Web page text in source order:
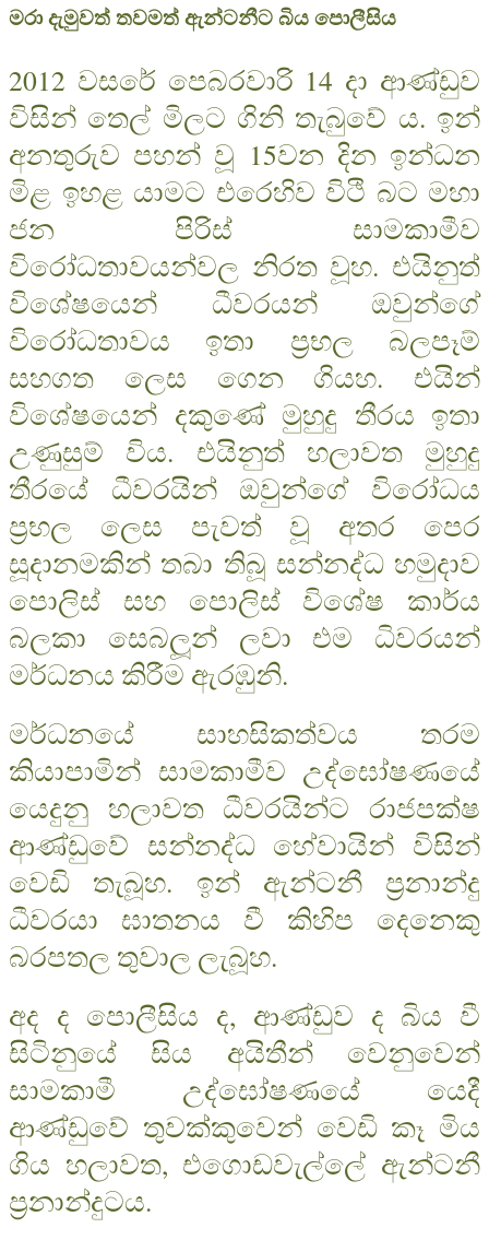
මරා දැමුවත් තවමත් ඇන්ටනීට බිය පොලීසිය
2012 වසරේ පෙබරවාරි 14 දා ආණ්ඩුව
විසින් තෙල් මිලට ගිනි තැබුවේ ය. ඉන්
අනතුරුව පහන් වූ 15වන දින ඉන්ධන
මිළ ඉහළ යාමට එරෙහිව විථි බට මහා
ජන පිරිස් සාමකාමීව
විරෝධතාවයන්වල නිරත වූහ. එයිනුත්
විශේෂයෙන් ධීවරයන් ඔවුන්ගේ
විරෝධතාවය ඉතා ප‍්‍රභල බලපෑම්
සහගත ලෙස ගෙන ගියහ. එයින්
විශේෂයෙන් දකුණේ මුහුදු තීරය ඉතා
උණුසුම් විය. එයිනුත් හලාවත මුහුදු
තීරයේ ධීවරයින් ඔවුන්ගේ විරෝධය
ප‍්‍රභල ලෙස පැවත් වූ අතර පෙර
සූදානමකින් තබා තිබූ සන්නද්ධ හමුදාව
පොලිස් සහ පොලිස් විශේෂ කාර්ය
බලකා සෙබලූන් ලවා එම ධිවරයන්
මර්ධනය කිරීම ඇරඹුනි.
මර්ධනයේ සාහසිකත්වය තරම
කියාපාමින් සාමකාමීව උද්ඝෝෂණයේ
යෙදුනු හලාවත ධීවරයින්ට රාජපක්ෂ
ආණ්ඩුවේ සන්නද්ධ හේවායින් විසින්
වෙඩි තැබූහ. ඉන් ඇන්ටනී ප‍්‍රනාන්දු
ධීවරයා ඝාතනය වී කිහිප දෙනෙකු
බරපතල තුවාල ලැබූහ.
අද ද පොලීසිය ද, ආණ්ඩුව ද බිය වී
සිටිනුයේ සිය අයිතීන් වෙනුවෙන්
සාමකාමී උද්ඝෝෂණයේ යෙදී
ආණ්ඩුවේ තුවක්කුවෙන් වෙඩි කෑ මිය
ගිය හලාවත, එගොඩවැල්ලේ ඇන්ටනී
ප‍්‍රනාන්දුටය.